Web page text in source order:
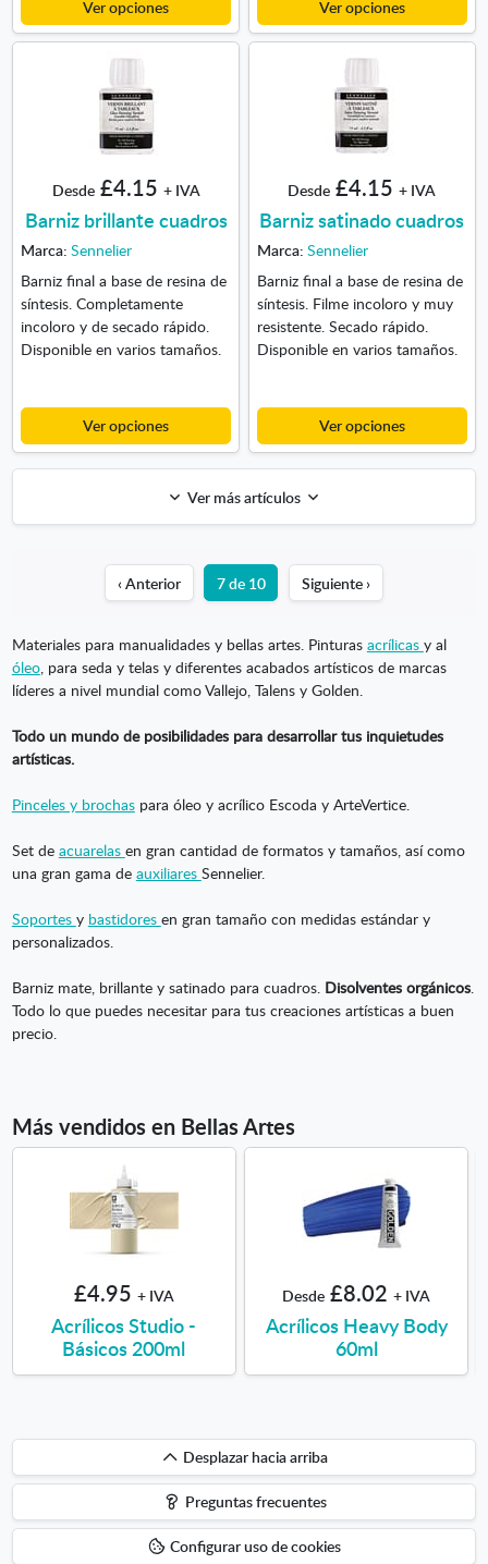
Ver opciones Ver opciones
Desde £4.15 + IVA
Barniz brillante cuadros
Marca: Sennelier
Barniz final a base de resina de
síntesis. Completamente
incoloro y de secado rápido.
Disponible en varios tamaños.
Ver opciones
Desde £4.15 + IVA
Barniz satinado cuadros
Marca: Sennelier
Barniz final a base de resina de
síntesis. Filme incoloro y muy
resistente. Secado rápido.
Disponible en varios tamaños.
Ver opciones
Ver más artículos
‹ Anterior 7 de 10 Siguiente ›
Materiales para manualidades y bellas artes. Pinturas acrílicas y al
óleo, para seda y telas y diferentes acabados artísticos de marcas
líderes a nivel mundial como Vallejo, Talens y Golden.
Todo un mundo de posibilidades para desarrollar tus inquietudes
artísticas.
Pinceles y brochaspara óleo y acrílico Escoda y ArteVertice.
Set de acuarelas en gran cantidad de formatos y tamaños, así como
una gran gama de auxiliares Sennelier.
Soportes y bastidores en gran tamaño con medidas estándar y
personalizados.
Barniz mate, brillante y satinado para cuadros. Disolventes orgánicos.
Todo lo que puedes necesitar para tus creaciones artísticas a buen
precio.
Más vendidos en Bellas Artes
£4.95 + IVA
Acrílicos Studio -
Básicos 200ml
Desde £8.02 + IVA
Acrílicos Heavy Body
60ml
Desplazar
hacia
arriba
Desplazar hacia arriba
Preguntas frecuentes
Configurar uso de cookies